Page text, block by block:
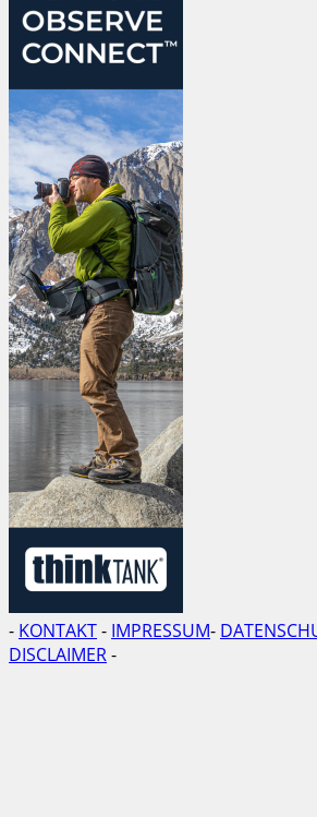
- KONTAKT- IMPRESSUM-
DISCLAIMER-